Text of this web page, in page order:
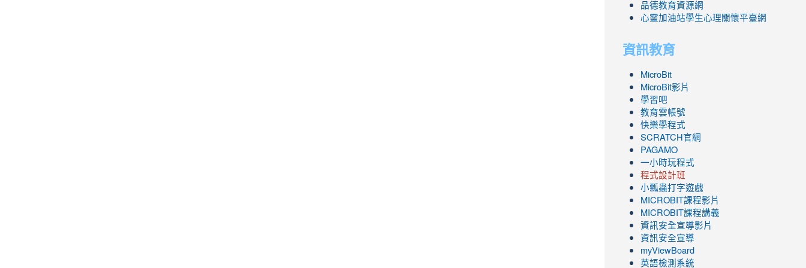
品德教育資源網
心靈加油站學生心理關懷平臺網
資訊教育
MicroBit
MicroBit影片
學習吧
教育雲帳號
快樂學程式
SCRATCH官網
PAGAMO
一小時玩程式
程式設計班
小瓢蟲打字遊戲
link
to
https://www.youtube.com/channel/
ZBGmXwlbUndNA/videos?
view=0&sort=dd&shelf_id=0
MICROBIT課程影片
link
to
https://www.youtube.com/channel/
ZBGmXwlbUndNA/videos?
view=0&sort=dd&shelf_id=0
MICROBIT課程講義
資訊安全宣導影片
資訊安全宣導
myViewBoard
英語檢測系統